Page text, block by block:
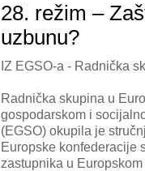
28. režim –
uzbunu?
IZ EGSO-a - Radnička
Radnička skupina u
gospodarskom i
(EGSO) okupila je
Europske konfederacije
zastupnika u Europskom